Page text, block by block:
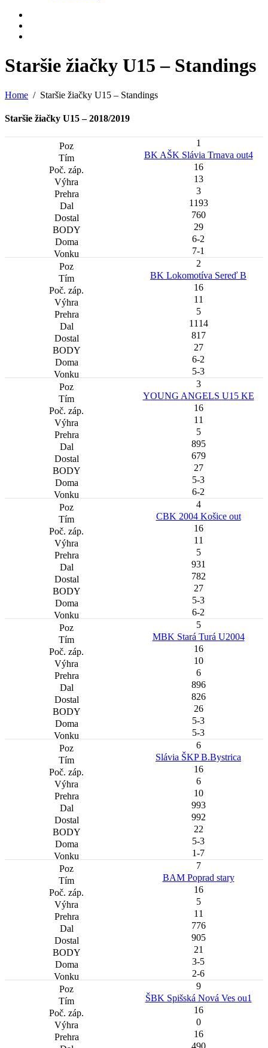
Staršie žiačky U15 – Standings
Home Staršie žiačky U15 – Standings
Staršie žiačky U15 – 2018/2019
1
BK AŠK Slávia Trnava out4
16
13
3
1193
760
29
6-2
7-1
2
BK Lokomotíva Sereď B
16
11
5
1114
817
27
6-2
5-3
3
YOUNG ANGELS U15 KE
16
11
5
895
679
27
5-3
6-2
4
CBK 2004 Košice out
16
11
5
931
782
27
5-3
6-2
5
MBK Stará Turá U2004
16
10
6
896
826
26
5-3
5-3
6
Slávia ŠKP B.Bystrica
16
6
10
993
992
22
5-3
1-7
7
BAM Poprad stary
16
5
11
776
905
21
3-5
2-6
9
ŠBK Spišská Nová Ves ou1
16
0
16